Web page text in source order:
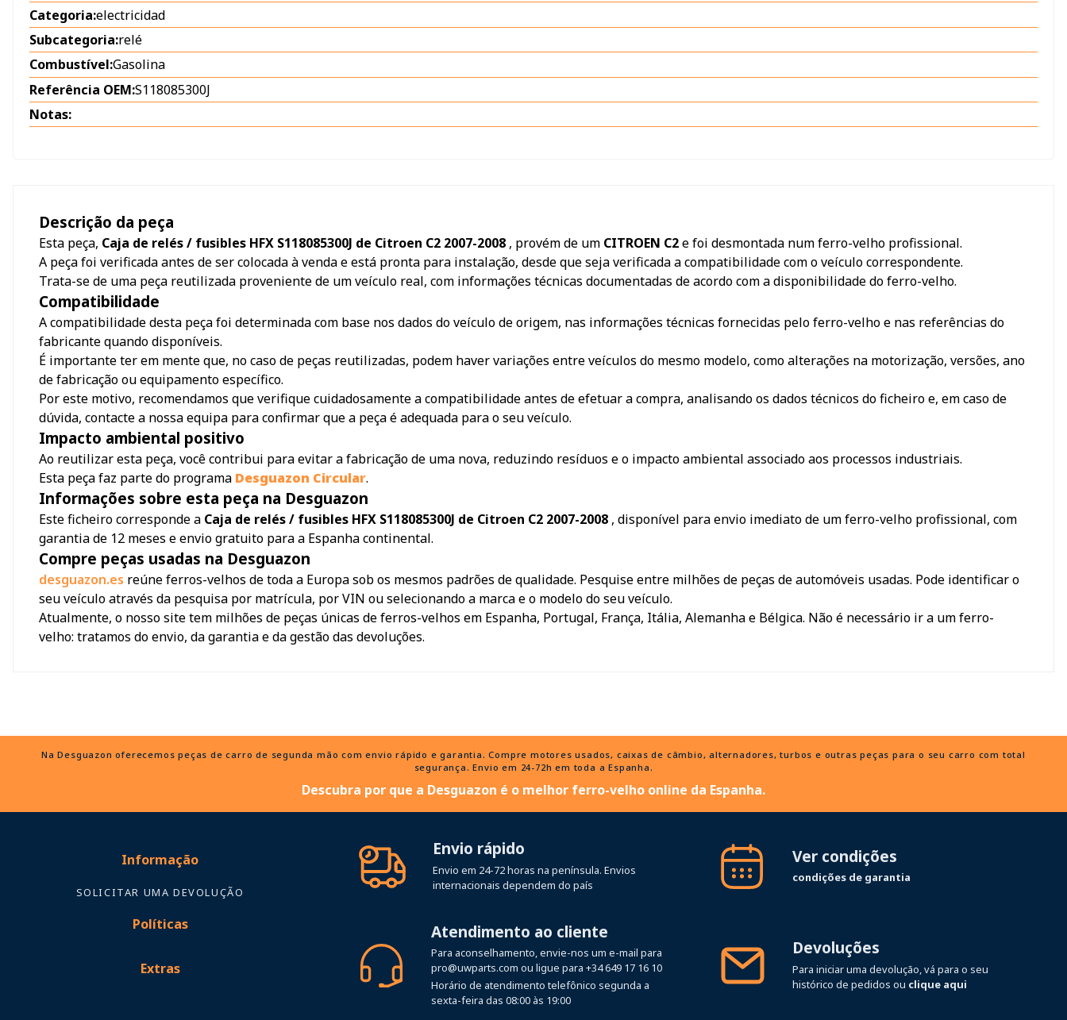
Categoria:electricidad
Subcategoria:relé
Combustível:Gasolina
Referência OEM:S118085300J
Notas:
Descrição da peça
Esta peça, Caja de relés / fusibles HFX S118085300J de Citroen C2 2007-2008 , provém de um CITROEN C2e foi desmontada num ferro-velho profissional.
A peça foi verificada antes de ser colocada à venda e está pronta para instalação, desde que seja verificada a compatibilidade com o veículo correspondente.
Trata-se de uma peça reutilizada proveniente de um veículo real, com informações técnicas documentadas de acordo com a disponibilidade do ferro-velho.
Compatibilidade
A compatibilidade desta peça foi determinada com base nos dados do veículo de origem, nas informações técnicas fornecidas pelo ferro-velho e nas referências do
fabricante quando disponíveis.
É importante ter em mente que, no caso de peças reutilizadas, podem haver variações entre veículos do mesmo modelo, como alterações na motorização, versões, ano
de fabricação ou equipamento específico.
Por este motivo, recomendamos que verifique cuidadosamente a compatibilidade antes de efetuar a compra, analisando os dados técnicos do ficheiro e, em caso de
dúvida, contacte a nossa equipa para confirmar que a peça é adequada para o seu veículo.
Impacto ambiental positivo
Ao reutilizar esta peça, você contribui para evitar a fabricação de uma nova, reduzindo resíduos e o impacto ambiental associado aos processos industriais.
Esta peça faz parte do programa Desguazon Circular.
Informações sobre esta peça na Desguazon
Este ficheiro corresponde a Caja de relés / fusibles HFX S118085300J de Citroen C2 2007-2008 , disponível para envio imediato de um ferro-velho profissional, com
garantia de 12 meses e envio gratuito para a Espanha continental.
Compre peças usadas na Desguazon
desguazon.es reúne ferros-velhos de toda a Europa sob os mesmos padrões de qualidade. Pesquise entre milhões de peças de automóveis usadas. Pode identificar o
seu veículo através da pesquisa por matrícula, por VIN ou selecionando a marca e o modelo do seu veículo.
Atualmente, o nosso site tem milhões de peças únicas de ferros-velhos em Espanha, Portugal, França, Itália, Alemanha e Bélgica. Não é necessário ir a um ferro-
velho: tratamos do envio, da garantia e da gestão das devoluções.
Na Desguazon oferecemos peças de carro de segunda mão com envio rápido e garantia. Compre motores usados, caixas de câmbio, alternadores, turbos e outras peças para o seu carro com total
segurança. Envio em 24-72h em toda a Espanha.
Descubra por que a Desguazon é o melhor ferro-velho online da Espanha.
Informação
SOLICITAR UMA DEVOLUÇÃO
Políticas
Extras
Envio rápido
Envio em 24-72 horas na península. Envios
internacionais dependem do país
Ver condições
condições de garantia
Atendimento ao cliente
Para aconselhamento, envie-nos um e-mail para
pro@uwparts.com ou ligue para +34 649 17 16 10
Horário de atendimento telefônico segunda a
sexta-feira das 08:00 às 19:00
Devoluções
Para iniciar uma devolução, vá para o seu
histórico de pedidos ou clique aqui